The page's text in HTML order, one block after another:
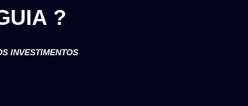
?
INVESTIMENTOS